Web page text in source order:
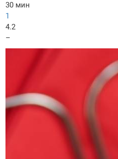
30 мин
1
4.2
–